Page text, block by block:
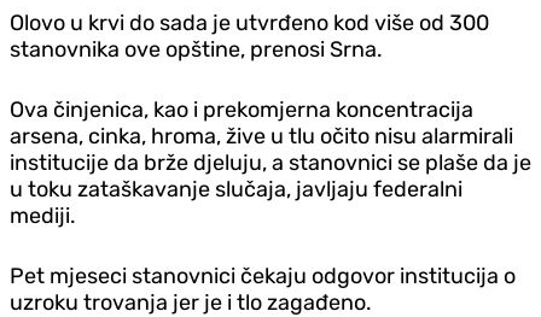
Olovo u krvi do sada je utvrđeno kod više od 300
stanovnika ove opštine, prenosi Srna.
Ova činjenica, kao i prekomjerna koncentracija
arsena, cinka, hroma, žive u tlu očito nisu alarmirali
institucije da brže djeluju, a stanovnici se plaše da je
u toku zataškavanje slučaja, javljaju federalni
mediji.
Pet mjeseci stanovnici čekaju odgovor institucija o
uzroku trovanja jer je i tlo zagađeno.